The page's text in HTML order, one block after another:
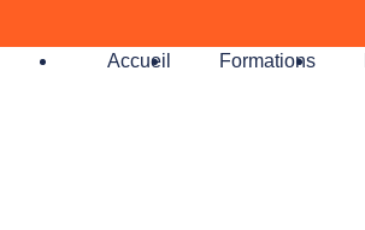
Accueil Formations